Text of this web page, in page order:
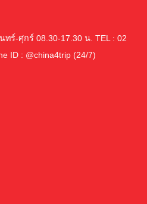
ทร์-ศุกร์ 08.30-17.30 น. TEL : 02
ID : @china4trip (24/7)